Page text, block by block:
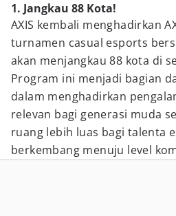
1. Jangkau 88 Kota!
AXIS kembali menghadirkan
turnamen casual esports
akan menjangkau 88 kota di
Program ini menjadi bagian
dalam menghadirkan
relevan bagi generasi muda
ruang lebih luas bagi talenta
berkembang menuju level